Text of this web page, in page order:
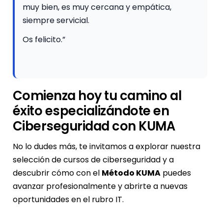
muy bien, es muy cercana y empática,
siempre servicial.
Os felicito.”
Comienza hoy tu camino al
éxito especializándote en
Ciberseguridad con KUMA
No lo dudes más, te invitamos a explorar nuestra
selección de cursos de ciberseguridad y a
descubrir cómo con el Método KUMA puedes
avanzar profesionalmente y abrirte a nuevas
oportunidades en el rubro IT.